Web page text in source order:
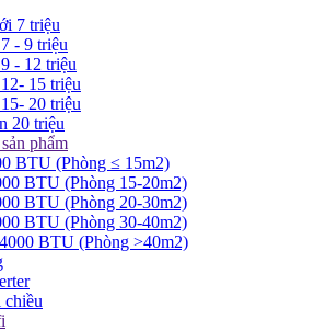
7 triệu
- 9 triệu
- 12 triệu
15 triệu
20 triệu
20 triệu
phẩm
BTU (Phòng ≤ 15m2)
BTU (Phòng 15-20m2)
BTU (Phòng 20-30m2)
BTU (Phòng 30-40m2)
BTU (Phòng >40m2)
chiều